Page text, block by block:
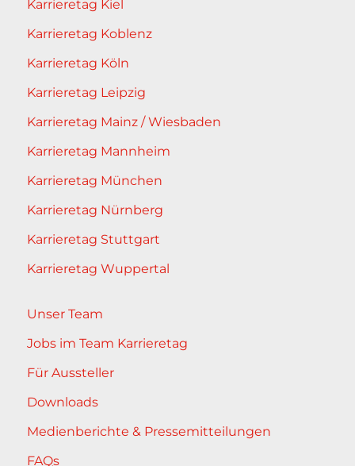
Karrieretag Kiel
Karrieretag Koblenz
Karrieretag Köln
Karrieretag Leipzig
Karrieretag Mainz / Wiesbaden
Karrieretag Mannheim
Karrieretag München
Karrieretag Nürnberg
Karrieretag Stuttgart
Karrieretag Wuppertal
Unser Team
Jobs im Team Karrieretag
Für Aussteller
Downloads
Medienberichte & Pressemitteilungen
FAQs